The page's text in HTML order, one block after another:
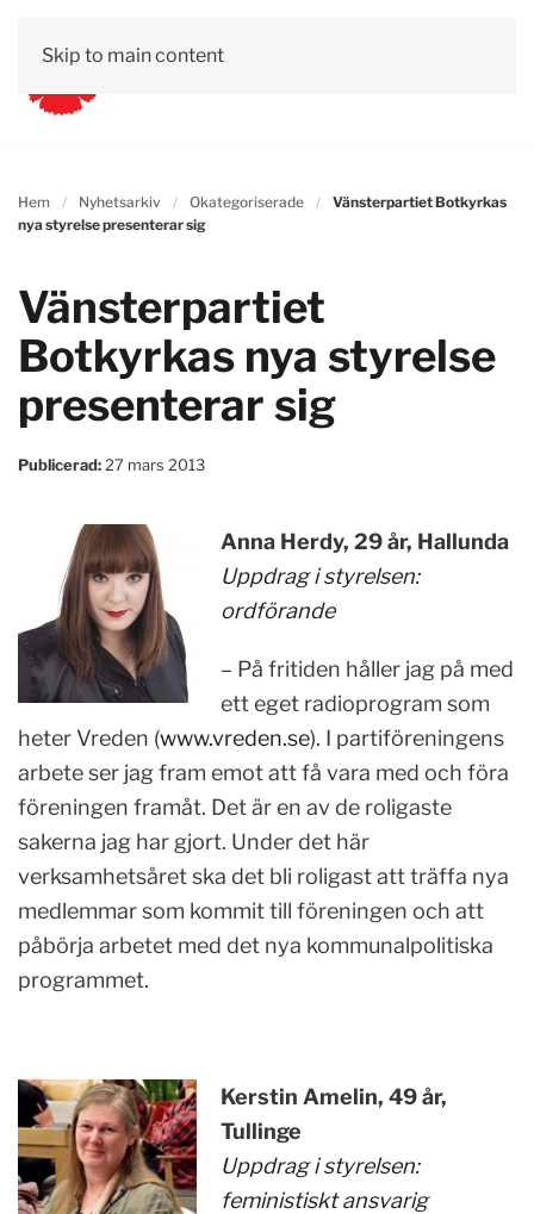
Skip to main content
Hem Nyhetsarkiv Okategoriserade
Vänsterpartiet Botkyrkas
nya styrelse presenterar sig
Vänsterpartiet
Botkyrkas nya styrelse
presenterar sig
Publicerad: 27 mars 2013
Anna Herdy, 29 år, Hallunda
Uppdrag i styrelsen:
ordförande
– På fritiden håller jag på med
ett eget radioprogram som
heter Vreden (www.vreden.se). I partiföreningens
arbete ser jag fram emot att få vara med och föra
föreningen framåt. Det är en av de roligaste
sakerna jag har gjort. Under det här
verksamhetsåret ska det bli roligast att träffa nya
medlemmar som kommit till föreningen och att
påbörja arbetet med det nya kommunalpolitiska
programmet.
Kerstin Amelin, 49 år,
Tullinge
Uppdrag i styrelsen:
feministiskt ansvarig